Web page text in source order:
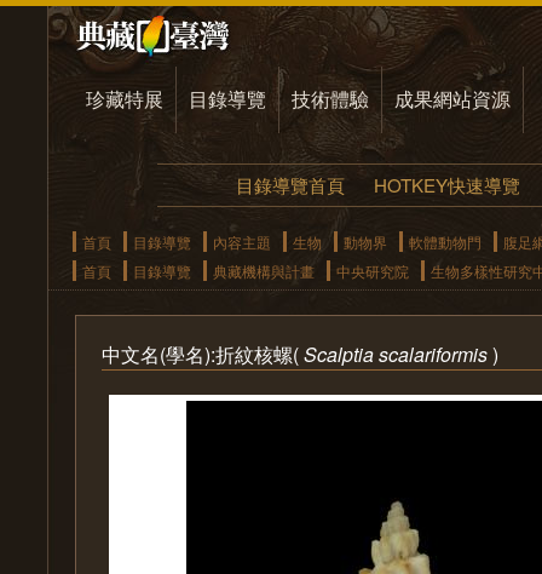
珍藏特展 目錄導覽 技術體驗 成果網站資源
目錄導覽首頁 HOTKEY快速導覽
首頁 目錄導覽 內容主題 生物 動物界 軟體動物門
腹足
首頁
目錄導覽 典藏機構與計畫 中央研究院 生物多樣性研究
中文名(學名):折紋核螺(Scalptia scalariformis)